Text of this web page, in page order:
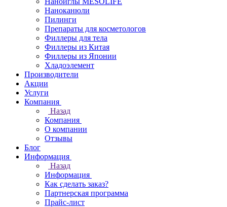
Наноканюли
Пилинги
Препараты для косметологов
Филлеры для тела
Филлеры из Китая
Филлеры из Японии
Хладоэлемент
Производители
Акции
Услуги
Компания
Назад
Компания
О компании
Отзывы
Блог
Информация
Назад
Информация
Как сделать заказ?
Партнерская программа
Прайс-лист